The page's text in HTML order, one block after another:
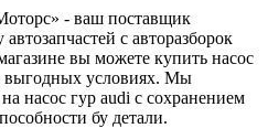
- ваш поставщик
с авторазборок
вы можете купить насос
выгодных условиях. Мы
насос гур audi с сохранением
бу детали.